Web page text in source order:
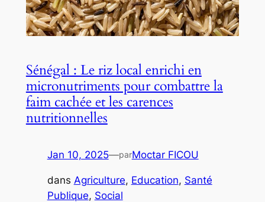
Sénégal : Le riz local enrichi en
micronutriments pour combattre la
faim cachée et les carences
nutritionnelles
Jan 10, 2025—parMoctar FICOU
dans Agriculture, Education, Santé
Publique, Social